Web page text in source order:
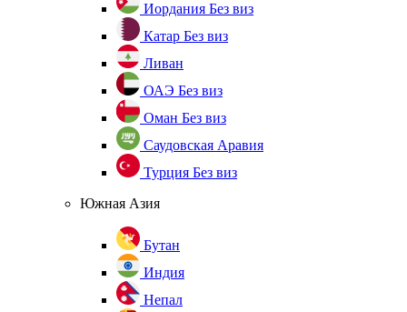
Иордания Без виз
Катар Без виз
Ливан
ОАЭ Без виз
Оман Без виз
Саудовская Аравия
Турция Без виз
Южная Азия
Бутан
Индия
Непал